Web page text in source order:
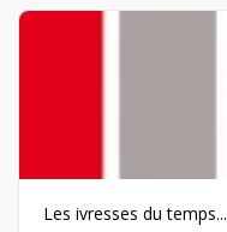
Les ivresses du temps...